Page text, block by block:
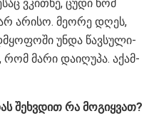
ვკი­თხე, ცუდი ხომ
არი­სო. მე­ო­რე დღეს,
უნდა წავ­სუ­ლი­
რომ მარი და­ი­ღუ­პა. აქამ­
შეხ­ვდით რა მო­გიყ­ვათ?